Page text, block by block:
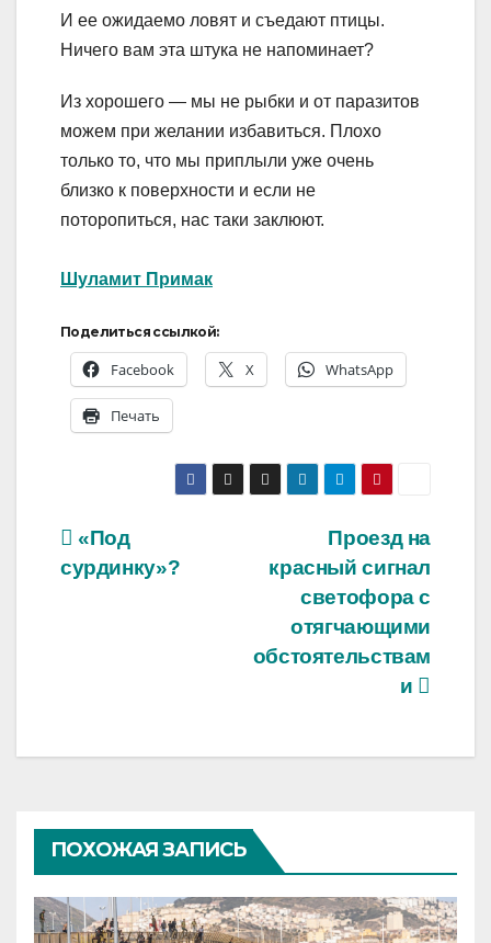
И ее ожидаемо ловят и съедают птицы.
Ничего вам эта штука не напоминает?
Из хорошего — мы не рыбки и от паразитов
можем при желании избавиться. Плохо
только то, что мы приплыли уже очень
близко к поверхности и если не
поторопиться, нас таки заклюют.
Шуламит Примак
Поделиться ссылкой:
Facebook X WhatsApp
Печать
Навигация
по
Проезд на
красный сигнал
светофора с
отягчающими
обстоятельствам
и
«Под
сурдинку»?
ПОХОЖАЯ ЗАПИСЬ